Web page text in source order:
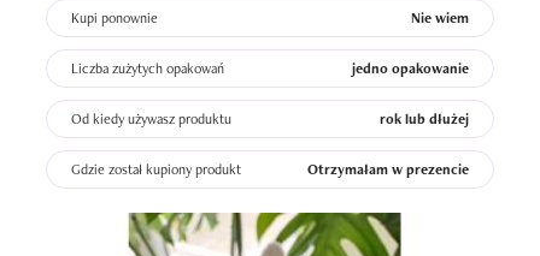
Kupi ponownie Nie wiem
Liczba zużytych opakowań jedno opakowanie
Od kiedy używasz produktu rok lub dłużej
Gdzie został kupiony produkt Otrzymałam w prezencie